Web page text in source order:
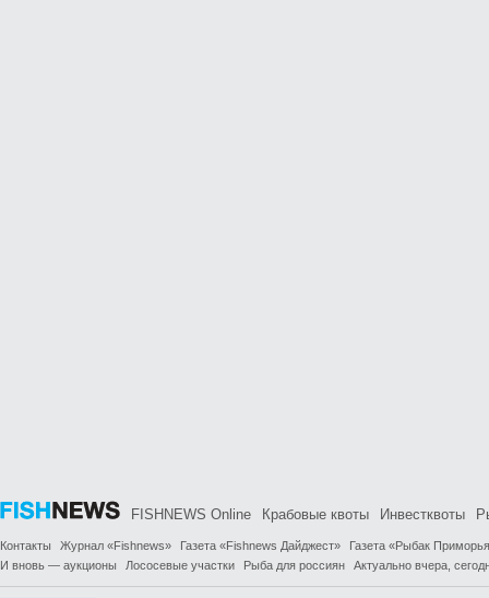
FISHNEWS Online Крабовые квоты Инвестквоты
Контакты Журнал «Fishnews» Газета «Fishnews Дайджест»
Газета «Рыбак
И вновь — аукционы
Лососевые участки Рыба для россиян Актуально вчера,